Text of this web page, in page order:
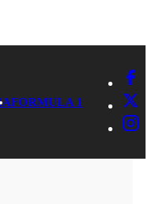
FORMULA 1